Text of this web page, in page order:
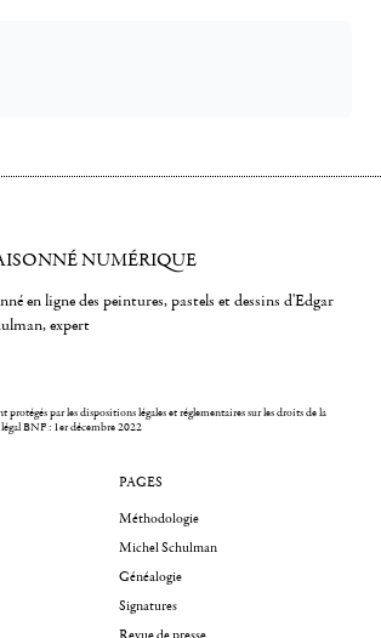
NUMÉRIQUE
en ligne des peintures, pastels et dessins d'Edgar
expert
protégés par les dispositions légales et réglementaires sur les droits de la
BNF : 1er décembre 2022
PAGES
Méthodologie
Michel Schulman
Généalogie
Signatures